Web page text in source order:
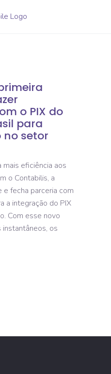
o PIX do
para
setor
mais eficiência aos
o Contabilis, a
e fecha parceria com
a integração do PIX
Com esse novo
os